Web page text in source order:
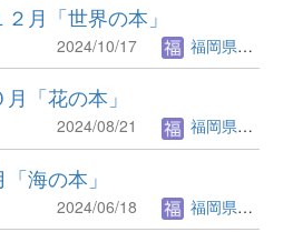
月「世界の本」
2024/10/17 福岡県立図書館.
「花の本」
2024/08/21 福岡県立図書館.
海の本」
2024/06/18 福岡県立図書館.